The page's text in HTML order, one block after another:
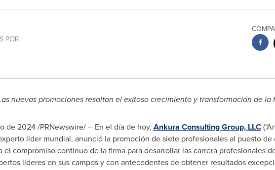
POR
nuevas promociones resaltan el exitoso crecimiento y transformación de la
de 2024/PRNewswire/ -- En el día de hoy, Ankura Consulting Group, LLC
líder mundial, anunció la promoción de siete profesionales al puesto
compromiso continuo de la firma para desarrollar las carrera profesionales
líderes en sus campos y con antecedentes de obtener resultados